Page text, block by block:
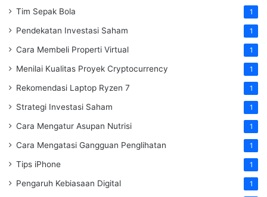
Tim Sepak Bola 1
Pendekatan Investasi Saham 1
Cara Membeli Properti Virtual 1
Menilai Kualitas Proyek Cryptocurrency 1
Rekomendasi Laptop Ryzen 7 1
Strategi Investasi Saham 1
Cara Mengatur Asupan Nutrisi 1
Cara Mengatasi Gangguan Penglihatan 1
Tips iPhone 1
Pengaruh Kebiasaan Digital 1